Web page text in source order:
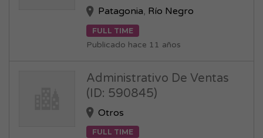
Patagonia, Río Negro
FULL TIME
Publicado hace 11 años
Administrativo De Ventas
(ID: 590845)
Otros
FULL TIME